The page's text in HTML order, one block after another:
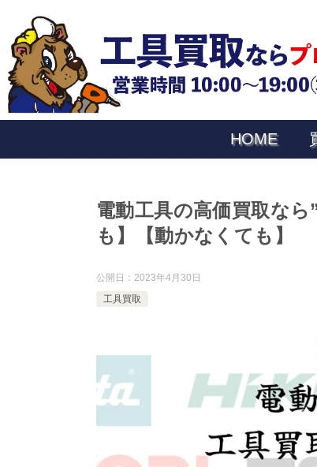
HOME
電動工具の高価買取な
も】【動かなくても】
公開日： 2023年4月30日
工具買取